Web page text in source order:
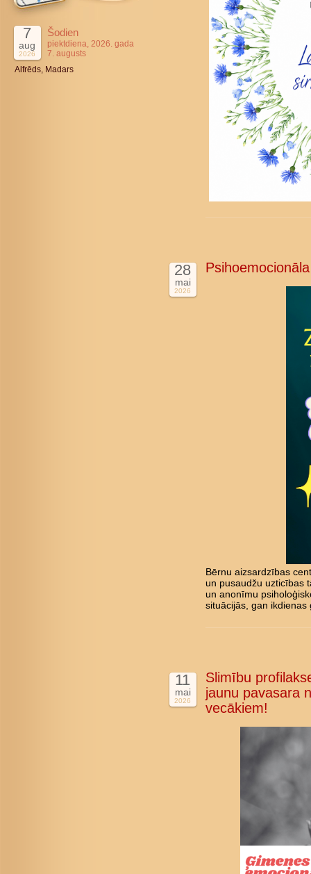
7
aug
2026
Šodien
piektdiena, 2026. gada
7. augusts
Alfrēds, Madars
28
mai
2026
Bērnu aizsardzības
un pusaudžu uzticības
un anonīmu
situācijās, gan ikdienas
11
mai
2026
Slimību
jaunu pavasara
vecākiem!